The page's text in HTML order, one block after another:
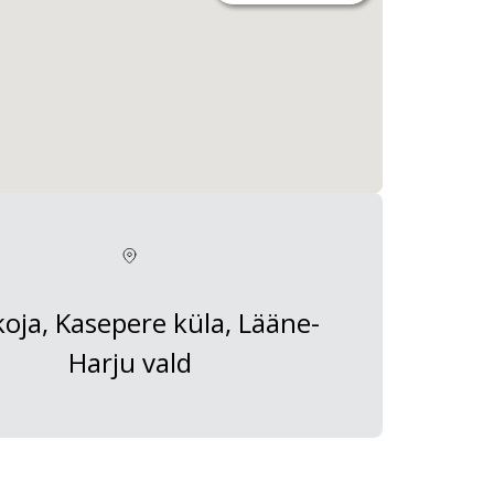
Kasepere küla, Lääne-
Harju vald